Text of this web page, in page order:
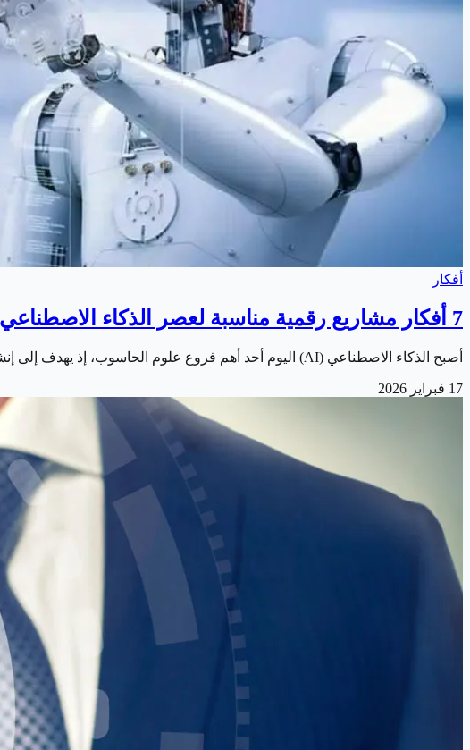
أفكار
7 أفكار مشاريع رقمية مناسبة لعصر الذكاء الاصطناعي
أصبح الذكاء الاصطناعي (AI) اليوم أحد أهم فروع علوم الحاسوب، إذ يهدف إلى إنشاء أنظمة ذكية قادرة على التفكير، التعلم، واتخاذ القرار بشكل مستقل، من فهم اللغة…
17 فبراير 2026